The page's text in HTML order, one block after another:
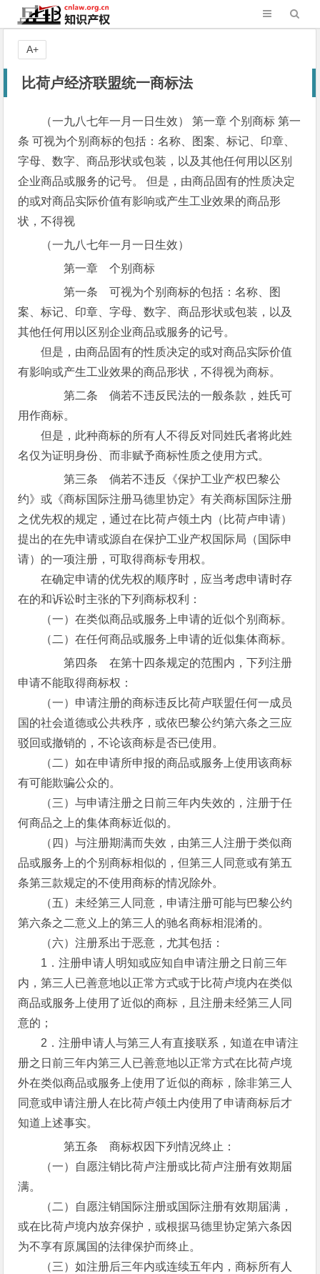
比荷卢经济联盟统一商标法
（一九八七年一月一日生效） 第一章 个别商标 第一
条 可视为个别商标的包括：名称、图案、标记、印章、
字母、数字、商品形状或包装，以及其他任何用以区别
企业商品或服务的记号。 但是，由商品固有的性质决定
的或对商品实际价值有影响或产生工业效果的商品形
状，不得视
（一九八七年一月一日生效）
第一章 个别商标
第一条 可视为个别商标的包括：名称、图
案、标记、印章、字母、数字、商品形状或包装，以及
其他任何用以区别企业商品或服务的记号。
但是，由商品固有的性质决定的或对商品实际价值
有影响或产生工业效果的商品形状，不得视为商标。
第二条 倘若不违反民法的一般条款，姓氏可
用作商标。
但是，此种商标的所有人不得反对同姓氏者将此姓
名仅为证明身份、而非赋予商标性质之使用方式。
第三条 倘若不违反《保护工业产权巴黎公
约》或《商标国际注册马德里协定》有关商标国际注册
之优先权的规定，通过在比荷卢领土内（比荷卢申请）
提出的在先申请或源自在保护工业产权国际局（国际申
请）的一项注册，可取得商标专用权。
在确定申请的优先权的顺序时，应当考虑申请时存
在的和诉讼时主张的下列商标权利：
（一）在类似商品或服务上申请的近似个别商标。
（二）在任何商品或服务上申请的近似集体商标。
第四条 在第十四条规定的范围内，下列注册
申请不能取得商标权：
（一）申请注册的商标违反比荷卢联盟任何一成员
国的社会道德或公共秩序，或依巴黎公约第六条之三应
驳回或撤销的，不论该商标是否已使用。
（二）如在申请所申报的商品或服务上使用该商标
有可能欺骗公众的。
（三）与申请注册之日前三年内失效的，注册于任
何商品之上的集体商标近似的。
（四）与注册期满而失效，由第三人注册于类似商
品或服务上的个别商标相似的，但第三人同意或有第五
条第三款规定的不使用商标的情况除外。
（五）未经第三人同意，申请注册可能与巴黎公约
第六条之二意义上的第三人的驰名商标相混淆的。
（六）注册系出于恶意，尤其包括：
1．注册申请人明知或应知自申请注册之日前三年
内，第三人已善意地以正常方式或于比荷卢境内在类似
商品或服务上使用了近似的商标，且注册未经第三人同
意的；
2．注册申请人与第三人有直接联系，知道在申请注
册之日前三年内第三人已善意地以正常方式在比荷卢境
外在类似商品或服务上使用了近似的商标，除非第三人
同意或申请注册人在比荷卢领土内使用了申请商标后才
知道上述事实。
第五条 商标权因下列情况终止：
（一）自愿注销比荷卢注册或比荷卢注册有效期届
满。
（二）自愿注销国际注册或国际注册有效期届满，
或在比荷卢境内放弃保护，或根据马德里协定第六条因
为不享有原属国的法律保护而终止。
（三）如注册后三年内或连续五年内，商标所有人
A+